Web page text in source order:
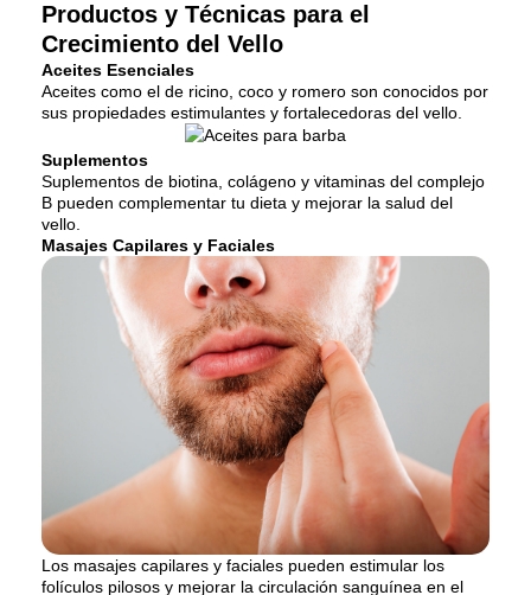
Productos y Técnicas para el
Crecimiento del Vello
Aceites Esenciales
Aceites como el de ricino, coco y romero son conocidos por
sus propiedades estimulantes y fortalecedoras del vello.
Suplementos
Suplementos de biotina, colágeno y vitaminas del complejo
B pueden complementar tu dieta y mejorar la salud del
vello.
Masajes Capilares y Faciales
Los masajes capilares y faciales pueden estimular los
folículos pilosos y mejorar la circulación sanguínea en el